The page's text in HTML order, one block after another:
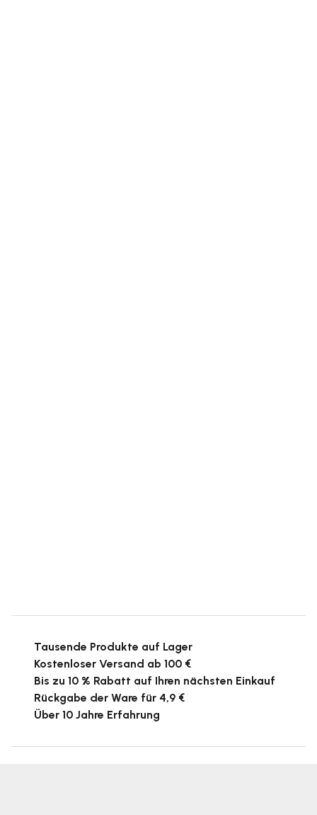
Tausende Produkte auf Lager
Kostenloser Versand ab 100 €
Bis zu 10 % Rabatt auf Ihren nächsten Einkauf
Rückgabe der Ware für 4,9 €
Über 10 Jahre Erfahrung